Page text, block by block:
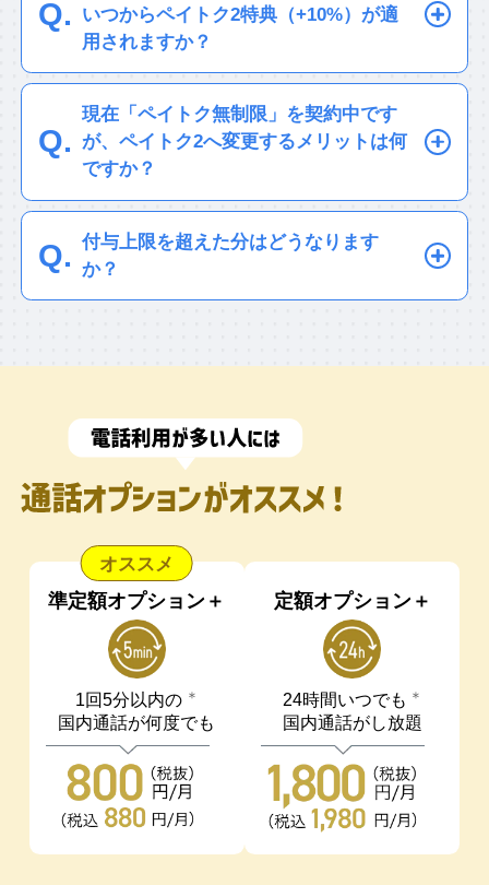
ゴールド）をお持ちでなくても、「ペ
イトク2」に加入してPayPay（残高/ク
月）のポイントが貯まります。
ペイトク2特典の適用にはPayPayアプリとの
ドなどへの各種チャージ、PayPayカード ゴ
ールドの年会費など、対象外となるお支払い
いつからペイトク2特典（+10%）が適
用されますか？
すでにソフトバンクを
ご利用中のお客さま
ペイトク2の適用は 翌請求月（翌月）
から適用されます。
ペイトク2が適用される前月末までに
PayPayアプリにPayPayカード ゴー
ルドを連携済みのお客さま：ペイト
アプリにPayPayカード ゴールドを
連携したお客さま：ペイトク2が適用
された月の翌請求月（翌々月）から
適用されます。ペイトク2特典
用されるまではペイトク2特典
（+5%、上限3,000円相当/月）が適
用されます。
新規でソフトバンクを
契約されたお客さま
ペイトク2は 当日から適用されます。
ペイトク2特典は以下のとおり適用さ
れます。
ペイトク2が適用される前月末までに
現在「ペイトク無制限」を契約中です
が、ペイトク2へ変更するメリットは何
ですか？
PayPayカード ゴールド（年会費
11,000円）をお持ちのお客さまは
PayPay（クレジット/残高/ポイント）ま
たは、PayPayカード ゴールドでのお買
でのお買い物をお楽しみいただけま
す。
PayPayカード ゴールドをお持ちでないお客
PayPayカード ゴールドのPayPayアプリ連携
が必要です。
PayPayアプリにPayPayカード ゴールドを登
録した翌月から。
「PayPayクレジット」以外の方法でPayPay
アプリに登録したクレジットカードによる
PayPayでのお支払い、他社カード利用券の
購入・他社カード利用券でのお支払いおよび
「PayPay商品券」でのお支払いなどは、対
象外です。
付与上限を超えた分はどうなります
か？
準定額オプション＋
1回5分以内の ＊
国内通話が何度でも
定額オプション＋
24時間いつでも ＊
国内通話がし放題